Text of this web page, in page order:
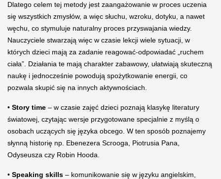
Dlatego celem tej metody jest zaangażowanie w proces uczenia
się wszystkich zmysłów, a więc słuchu, wzroku, dotyku, a nawet
węchu, co stymuluje naturalny proces przyswajania wiedzy.
Nauczyciele stwarzają więc w czasie lekcji wiele sytuacji, w
których dzieci mają za zadanie reagować-odpowiadać „ruchem
ciała”. Działania te mają charakter zabawowy, ułatwiają skuteczną
naukę i jednocześnie powodują spożytkowanie energii, co
pozwala skupić się na innych aktywnościach.
• Story time – w czasie zajęć dzieci poznają klasykę literatury
światowej, czytając wersje przygotowane specjalnie z myślą o
osobach uczących się języka obcego. W ten sposób poznajemy
słynną historię np. Ebenezera Scrooga, Piotrusia Pana,
Odyseusza czy Robin Hooda.
• Speaking skills – komunikowanie się w języku angielskim,